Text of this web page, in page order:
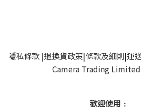
隱私條款|退換貨政策|條款及細則|運
Camera Trading Limited
歡迎使用﹕